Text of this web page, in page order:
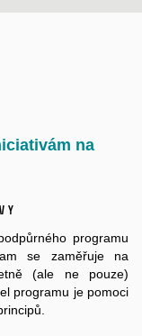
na
programu
se zaměřuje na
(ale ne pouze)
programu je pomoci